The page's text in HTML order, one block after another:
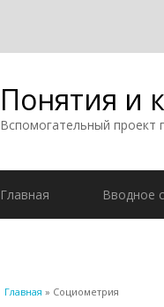
Понятия и
Вспомогательный
Главная Вводное
Вы здесь
Главная » Социометрия